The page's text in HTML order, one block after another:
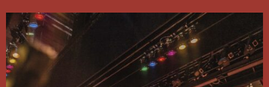
Programma
en
stories